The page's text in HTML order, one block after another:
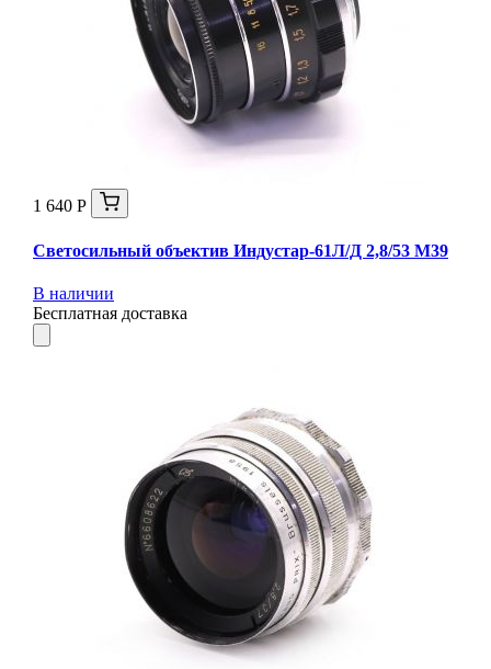
1 640 Р
Светосильный объектив Индустар-61Л/Д 2,8/53 М39
В наличии
Бесплатная доставка